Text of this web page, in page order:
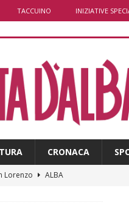
TACCUINO INIZIATIVE
CRONACA
Lorenzo
ALBA